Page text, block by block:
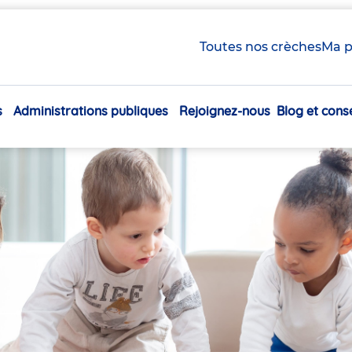
Toutes nos crèchesMa
Navigation
Administrations publiques Rejoignez-nous Blog et